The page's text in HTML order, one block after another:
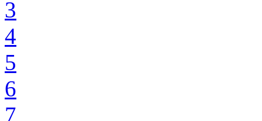
3
4
5
6
7